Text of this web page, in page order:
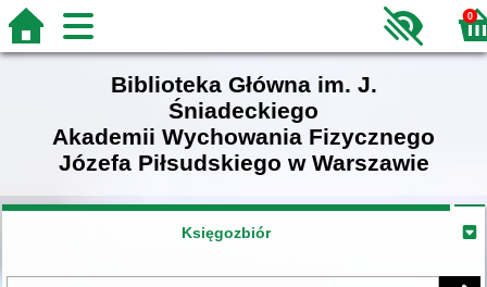
0
Biblioteka Główna im. J.
Śniadeckiego
Akademii Wychowania Fizycznego
Józefa Piłsudskiego w Warszawie
Księgozbiór